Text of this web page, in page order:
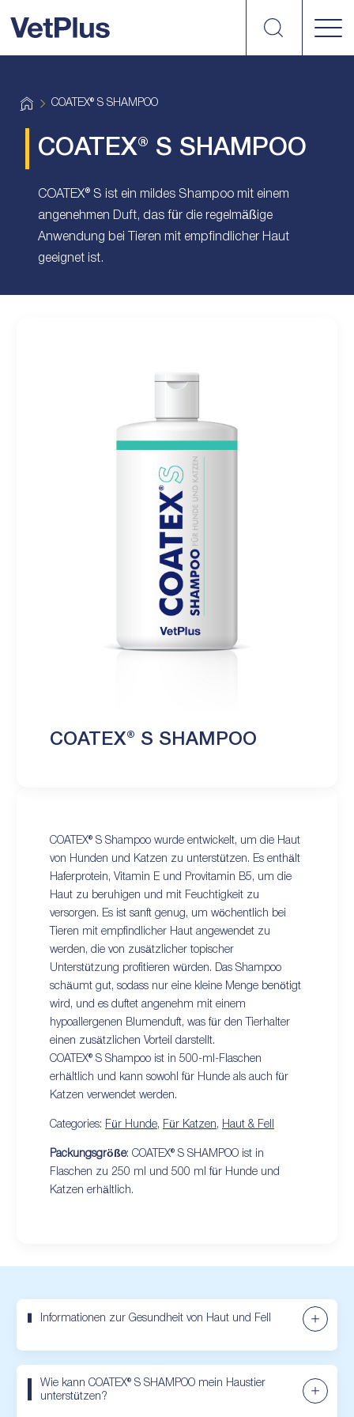
suchen
H
o
COATEX® S SHAMPOO
COATEX® S SHAMPOO
COATEX® S ist ein mildes Shampoo mit einem
angenehmen Duft, das für die regelmäßige
Anwendung bei Tieren mit empfindlicher Haut
geeignet ist.
COATEX® S SHAMPOO
COATEX® S Shampoo wurde entwickelt, um die Haut
von Hunden und Katzen zu unterstützen. Es enthält
Haferprotein, Vitamin E und Provitamin B5, um die
Haut zu beruhigen und mit Feuchtigkeit zu
versorgen. Es ist sanft genug, um wöchentlich bei
Tieren mit empfindlicher Haut angewendet zu
werden, die von zusätzlicher topischer
Unterstützung profitieren würden. Das Shampoo
schäumt gut, sodass nur eine kleine Menge benötigt
wird, und es duftet angenehm mit einem
hypoallergenen Blumenduft, was für den Tierhalter
einen zusätzlichen Vorteil darstellt.
COATEX® S Shampoo ist in 500-ml-Flaschen
erhältlich und kann sowohl für Hunde als auch für
Katzen verwendet werden.
Categories: Für Hunde, Für Katzen, Haut & Fell
Packungsgröße: COATEX® S SHAMPOO ist in
Flaschen zu 250 ml und 500 ml für Hunde und
Katzen erhältlich.
Informationen zur Gesundheit von Haut und Fell
Wie kann COATEX® S SHAMPOO mein Haustier
unterstützen?